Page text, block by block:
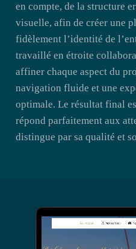
en compte, de la structure
visuelle, afin de créer une
fidèlement l’identité de
travaillé en étroite
affiner chaque aspect du
navigation fluide et une
optimale. Le résultat final
répond parfaitement aux
distingue par sa qualité et